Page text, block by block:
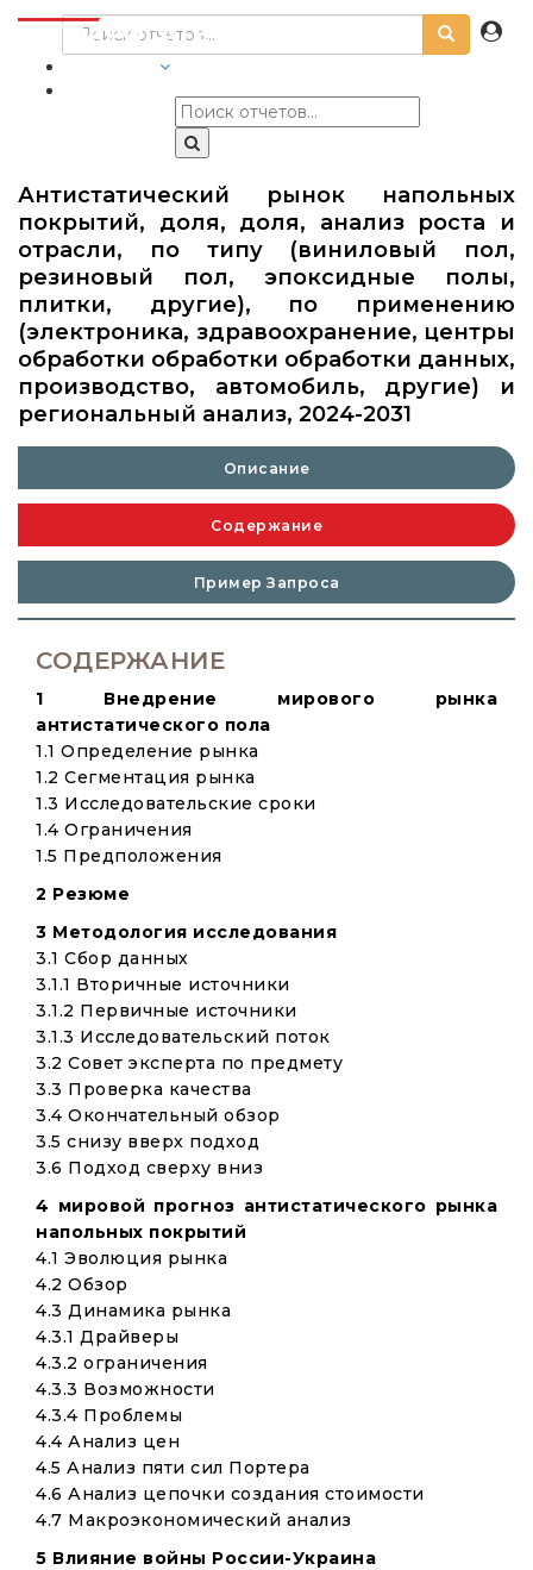
Антистатический рынок напольных
покрытий, доля, доля, анализ роста и
отрасли, по типу (виниловый пол,
резиновый пол, эпоксидные полы,
плитки, другие), по применению
(электроника, здравоохранение, центры
обработки обработки обработки данных,
производство, автомобиль, другие) и
региональный анализ, 2024-2031
Описание
Содержание
Пример Запроса
СОДЕРЖАНИЕ
1 Внедрение мирового рынка
антистатического пола
1.1 Определение рынка
1.2 Сегментация рынка
1.3 Исследовательские сроки
1.4 Ограничения
1.5 Предположения
2 Резюме
3 Методология исследования
3.1 Сбор данных
3.1.1 Вторичные источники
3.1.2 Первичные источники
3.1.3 Исследовательский поток
3.2 Совет эксперта по предмету
3.3 Проверка качества
3.4 Окончательный обзор
3.5 снизу вверх подход
3.6 Подход сверху вниз
4 мировой прогноз антистатического рынка
напольных покрытий
4.1 Эволюция рынка
4.2 Обзор
4.3 Динамика рынка
4.3.1 Драйверы
4.3.2 ограничения
4.3.3 Возможности
4.3.4 Проблемы
4.4 Анализ цен
4.5 Анализ пяти сил Портера
4.6 Анализ цепочки создания стоимости
4.7 Макроэкономический анализ
5 Влияние войны России-Украина